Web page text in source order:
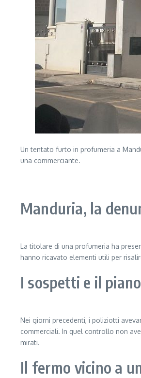
Un tentato furto in profumeria a
una commerciante.
Manduria, la
La titolare di una profumeria ha
hanno ricavato elementi utili per
I sospetti e il
Nei giorni precedenti, i poliziotti
commerciali. In quel controllo non
mirati.
Il fermo vicino a